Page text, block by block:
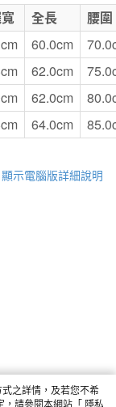
全長
腰圍
60.0cm
62.0cm
62.0cm
64.0cm
顯示電腦版詳細說明
之詳情，及若您不希
，請參閱本網站「 隱私